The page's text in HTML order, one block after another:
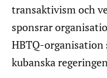
transaktivism och
sponsrar
HBTQ-organisation
kubanska